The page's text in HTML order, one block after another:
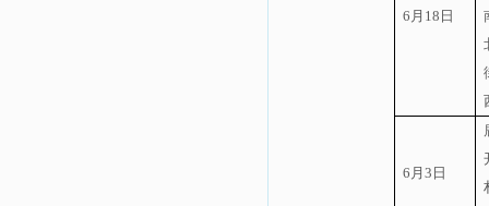
6 月 18 日
6 月3 日